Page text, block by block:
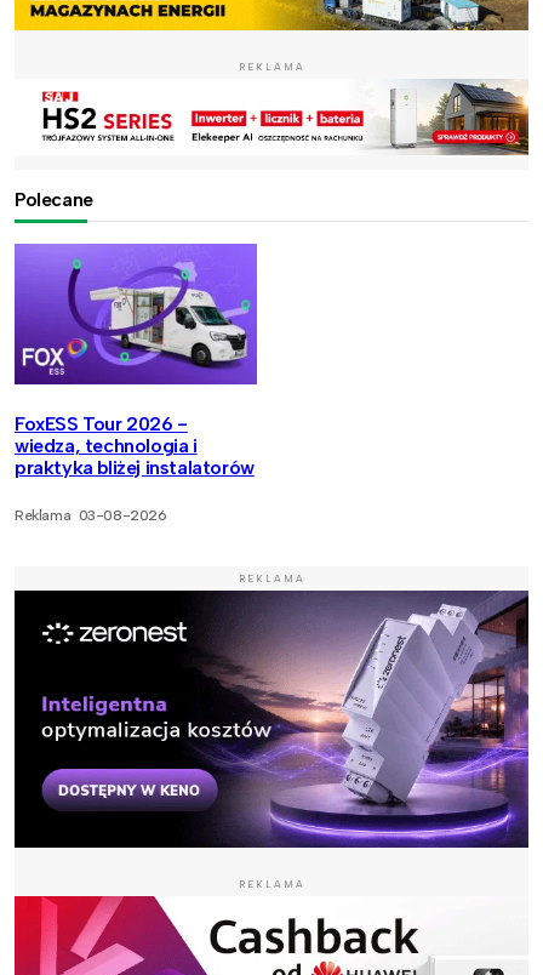
REKLAMA
Polecane
FoxESS Tour 2026 -
wiedza, technologia i
praktyka bliżej instalatorów
Reklama 03-08-2026
REKLAMA
REKLAMA